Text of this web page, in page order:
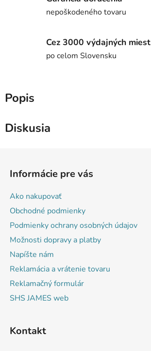
nepoškodeného tovaru
Cez 3000 výdajných miest
po celom Slovensku
Popis
Diskusia
Informácie pre vás
Ako nakupovať
Obchodné podmienky
Podmienky ochrany osobných údajov
Možnosti dopravy a platby
Napíšte nám
Reklamácia a vrátenie tovaru
Reklamačný formulár
SHS JAMES web
Kontakt